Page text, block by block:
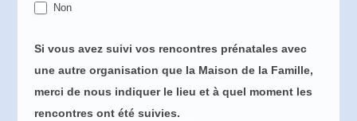
Non
Si vous avez suivi vos rencontres prénatales avec
une autre organisation que la Maison de la Famille,
merci de nous indiquer le lieu et à quel moment les
rencontres ont été suivies.